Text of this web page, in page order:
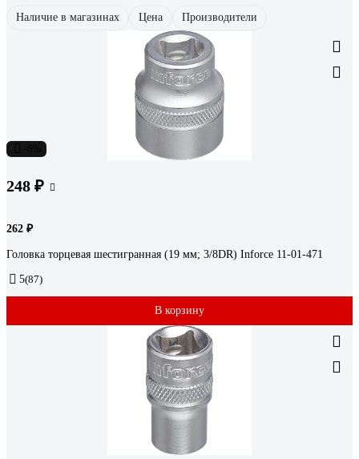
Наличие в магазинах Цена Производители
248 ₽
262 ₽
Головка торцевая шестигранная (19 мм; 3/8DR) Inforce 11-01-471
5(87)
В корзину